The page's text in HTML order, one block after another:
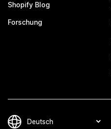
Shopify Blog
Forschung